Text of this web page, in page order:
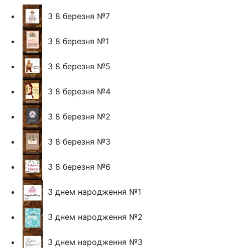
З 8 березня №7
З 8 березня №1
З 8 березня №5
З 8 березня №4
З 8 березня №2
З 8 березня №3
З 8 березня №6
З днем народження №1
З днем народження №2
З днем народження №3